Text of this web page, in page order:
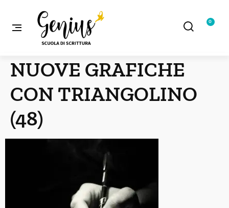
0
NUOVE GRAFICHE
CON TRIANGOLINO
(48)